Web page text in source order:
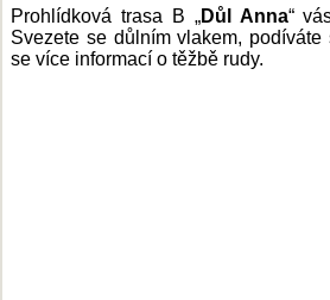
Prohlídková trasa B „Důl Anna“
Svezete se důlním vlakem,
se více informací o těžbě rudy.